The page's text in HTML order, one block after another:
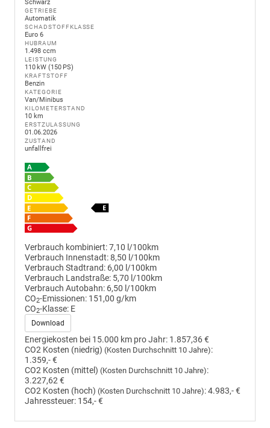
Schwarz
GETRIEBE
Automatik
SCHADSTOFFKLASSE
Euro 6
HUBRAUM
1.498 ccm
LEISTUNG
110 kW (150 PS)
KRAFTSTOFF
Benzin
KATEGORIE
Van/Minibus
KILOMETERSTAND
10 km
ERSTZULASSUNG
01.06.2026
ZUSTAND
unfallfrei
Verbrauch kombiniert:7,10 l/100km
Verbrauch Innenstadt:8,50 l/100km
Verbrauch Stadtrand: 6,00 l/100km
Verbrauch Landstraße: 5,70 l/100km
Verbrauch Autobahn: 6,50 l/100km
CO2-Emissionen: 151,00 g/km
CO2-Klasse: E
Download
Energiekosten bei 15.000 km pro Jahr: 1.857,36 €
CO2 Kosten (niedrig) (Kosten Durchschnitt 10 Jahre):
1.359,- €
CO2 Kosten (mittel) (Kosten Durchschnitt 10 Jahre):
3.227,62 €
CO2 Kosten (hoch) (Kosten Durchschnitt 10 Jahre):4.983,- €
Jahressteuer: 154,- €